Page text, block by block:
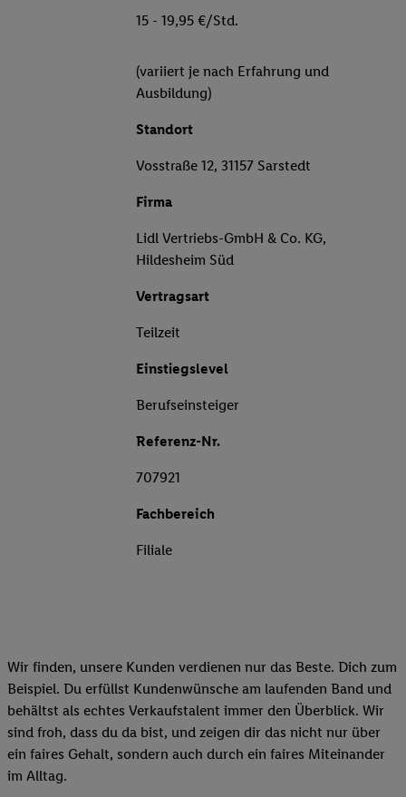
15 - 19,95 €/Std.
(variiert je nach Erfahrung und
Ausbildung)
Standort
Vosstraße 12, 31157 Sarstedt
Firma
Lidl Vertriebs-GmbH & Co. KG,
Hildesheim Süd
Vertragsart
Teilzeit
Einstiegslevel
Berufseinsteiger
Referenz-Nr.
707921
Fachbereich
Filiale
Wir finden, unsere Kunden verdienen nur das Beste. Dich zum
Beispiel. Du erfüllst Kundenwünsche am laufenden Band und
behältst als echtes Verkaufstalent immer den Überblick. Wir
sind froh, dass du da bist, und zeigen dir das nicht nur über
ein faires Gehalt, sondern auch durch ein faires Miteinander
im Alltag.